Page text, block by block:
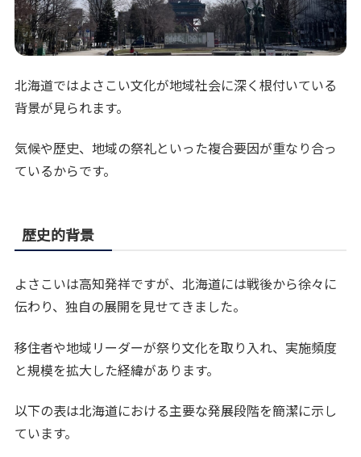
北海道ではよさこい文化が地域社会に深く根付いている
背景が見られます。
気候や歴史、地域の祭礼といった複合要因が重なり合っ
ているからです。
歴史的背景
よさこいは高知発祥ですが、北海道には戦後から徐々に
伝わり、独自の展開を見せてきました。
移住者や地域リーダーが祭り文化を取り入れ、実施頻度
と規模を拡大した経緯があります。
以下の表は北海道における主要な発展段階を簡潔に示し
ています。